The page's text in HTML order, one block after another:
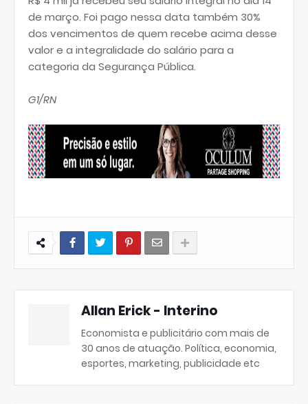
de março. Foi pago nessa data também 30%
dos vencimentos de quem recebe acima desse
valor e a integralidade do salário para a
categoria da Segurança Pública.
G1/RN
Allan Erick - Interino
Economista e publicitário com mais de
30 anos de atuação. Política, economia,
esportes, marketing, publicidade etc